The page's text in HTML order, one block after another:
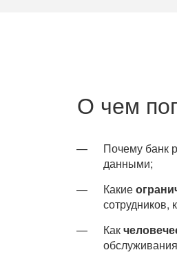
О чем
Почему банк
данными;
Какие
сотрудников,
Как